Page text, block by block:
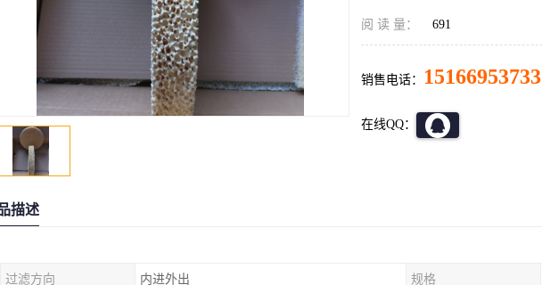
阅 读 量： 691
销售电话： 15166953733
在线QQ：
描述
过滤方向 内进外出 规格